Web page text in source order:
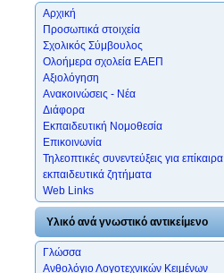
Αρχική
Προσωπικά στοιχεία
Σχολικός Σύμβουλος
Ολοήμερα σχολεία ΕΑΕΠ
Αξιολόγηση
Ανακοινώσεις - Νέα
Διάφορα
Εκπαιδευτική Νομοθεσία
Επικοινωνία
Τηλεοπτικές συνεντεύξεις για επίκαιρα
εκπαιδευτικά ζητήματα
Web Links
Υλικό ανά γνωστικό αντικείμενο
Γλώσσα
Ανθολόγιο Λογοτεχνικών Κειμένων